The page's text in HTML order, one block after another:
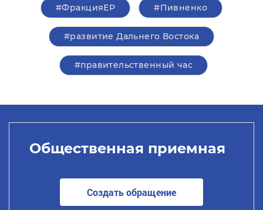
#ФракцияЕР #Пивненко
#развитие Дальнего Востока
#правительственный час
Общественная приемная
Создать обращение